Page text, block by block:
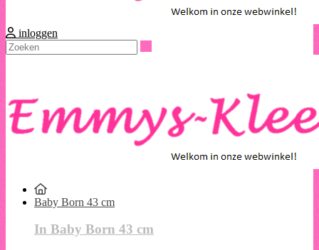
inloggen
Baby Born 43 cm
In Baby Born 43 cm